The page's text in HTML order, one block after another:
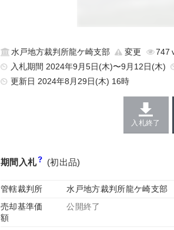
水戸地方裁判所龍ケ崎支部 変更 747
入札期間 2024年9月5日(木)〜9月12日(木)
更新日 2024年8月29日(木) 16時
入札終了
期間入札 (初出品)
管轄裁判所 水戸地方裁判所龍ケ崎支部
売却基準価
額
公開終了